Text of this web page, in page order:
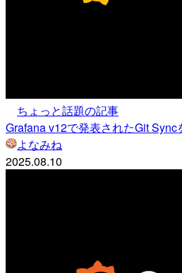
ちょっと話題の記事
Grafana v12で発表されたGit Sync
よなみね
2025.08.10